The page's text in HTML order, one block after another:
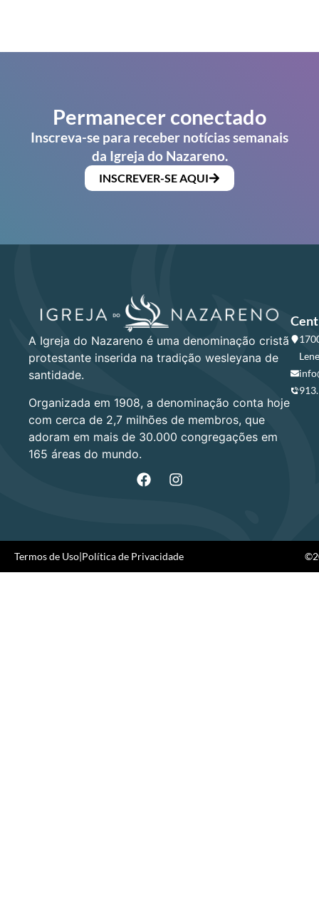
Permanecer conectado
Inscreva-se para receber notícias semanais
da Igreja do Nazareno.
INSCREVER-SE AQUI
A Igreja do Nazareno é uma denominação cristã
protestante inserida na tradição wesleyana de
santidade.
Organizada em 1908, a denominação conta hoje
com cerca de 2,7 milhões de membros, que
adoram em mais de 30.000 congregações em
165 áreas do mundo.
Termos de Uso|Política de Privacidade